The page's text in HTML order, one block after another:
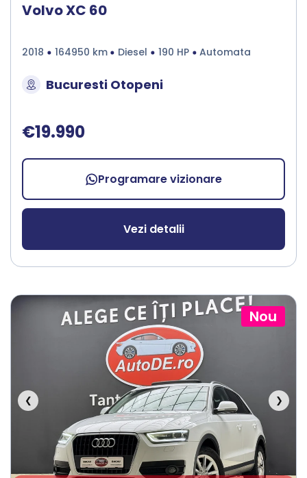
Volvo XC 60
2018 164950 km Diesel 190 HP Automata
Bucuresti Otopeni
€19.990
Programare vizionare
Vezi detalii
Nou
❮ ❯